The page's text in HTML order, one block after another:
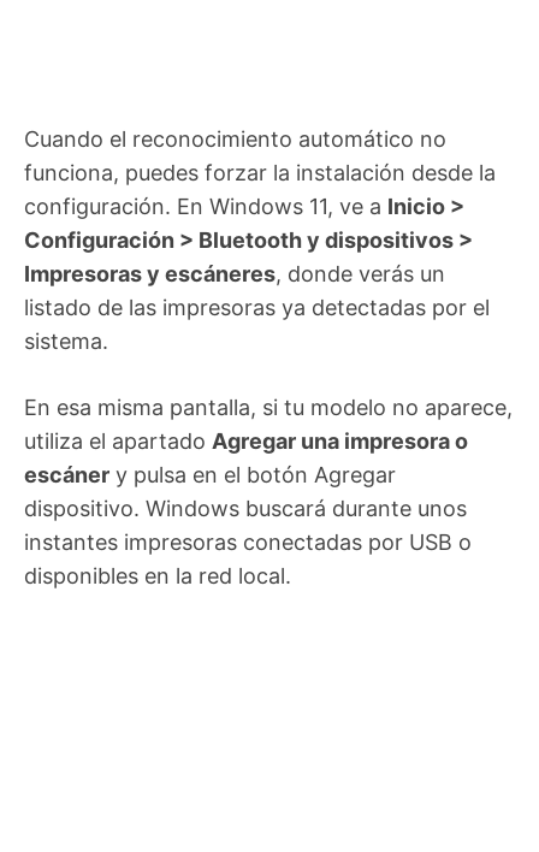
Cuando el reconocimiento automático no
funciona, puedes forzar la instalación desde la
configuración. En Windows 11, ve a Inicio >
Configuración > Bluetooth y dispositivos >
Impresoras y escáneres, donde verás un
listado de las impresoras ya detectadas por el
sistema.
En esa misma pantalla, si tu modelo no aparece,
utiliza el apartado Agregar una impresora o
escáner y pulsa en el botón Agregar
dispositivo. Windows buscará durante unos
instantes impresoras conectadas por USB o
disponibles en la red local.